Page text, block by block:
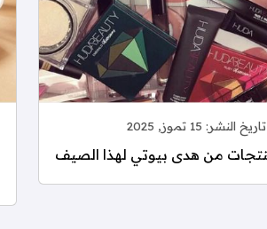
تاريخ النشر: 15 تموز, 2025